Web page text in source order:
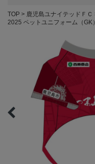
TOP 鹿児島ユナイテッドＦＣ
2025 ペットユニフォーム（GK